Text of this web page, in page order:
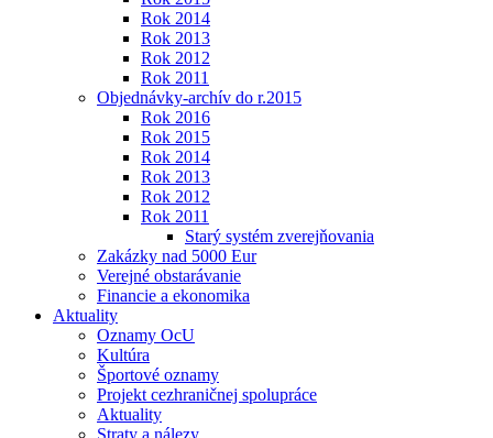
Rok 2014
Rok 2013
Rok 2012
Rok 2011
Objednávky-archív do r.2015
Rok 2016
Rok 2015
Rok 2014
Rok 2013
Rok 2012
Rok 2011
Starý systém zverejňovania
Zakázky nad 5000 Eur
Verejné obstarávanie
Financie a ekonomika
Aktuality
Oznamy OcU
Kultúra
Športové oznamy
Projekt cezhraničnej spolupráce
Aktuality
Straty a nálezy